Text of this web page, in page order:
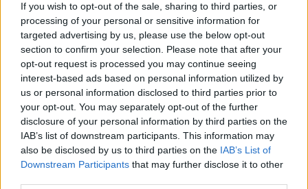
If you wish to opt-out of the sale, sharing to third parties, or
processing of your personal or sensitive information for
targeted advertising by us, please use the below opt-out
section to confirm your selection. Please note that after your
opt-out request is processed you may continue seeing
interest-based ads based on personal information utilized by
us or personal information disclosed to third parties prior to
your opt-out. You may separately opt-out of the further
disclosure of your personal information by third parties on the
IAB’s list of downstream participants. This information may
also be disclosed by us to third parties on the IAB’s List of
Downstream Participants that may further disclose it to other
Intesa raggiunta anche per quanto riguarda
l'esposizione dei figli e la pubblicazione di
fotografie che li ritraggono sui social. Nessun
braccio di ferro. Anche per Fedez e Ferragni
varranno le regole della normale
giurisprudenza in materia: per postare scatti
o video di Leone e Vittoria, i genitori dovranno
chiedersi reciprocamente l’autorizzazione. Si
chiude così un capitolo e una storia che ha
fatto sognare e preoccupare.